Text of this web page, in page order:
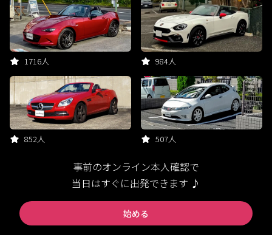
1716人 984人
852人 507人
事前のオンライン本人確認で
当日はすぐに出発できます ♪
始める